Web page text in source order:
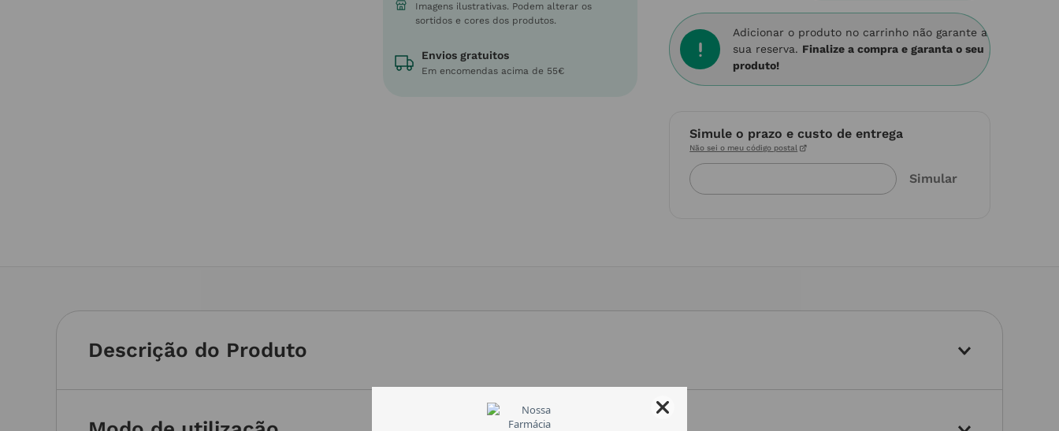
Imagens ilustrativas. Podem alterar os
sortidos e cores dos produtos.
Envios gratuitos
Em encomendas acima de 55€
Adicionar o produto no carrinho não garante a
sua reserva. Finalize a compra e garanta o seu
produto!
Simule o prazo e custo de entrega
Não sei o meu código postal
Descrição do Produto